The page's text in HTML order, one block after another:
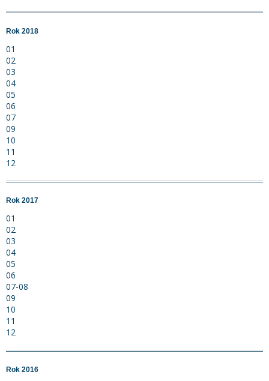
Rok 2018
01
02
03
04
05
06
07
09
10
11
12
Rok 2017
01
02
03
04
05
06
07-08
09
10
11
12
Rok 2016